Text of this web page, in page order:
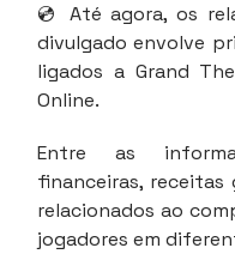
💿 Até agora, os
divulgado envolve
ligados a Grand
Online.
Entre as
financeiras, receitas
relacionados ao
jogadores em